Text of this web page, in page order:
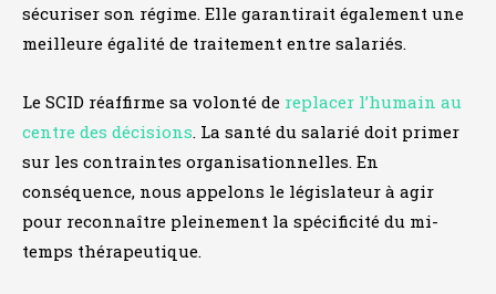
sécuriser son régime. Elle garantirait également une
meilleure égalité de traitement entre salariés.
Le SCID réaffirme sa volonté de replacer l’humain au
centre des décisions. La santé du salarié doit primer
sur les contraintes organisationnelles. En
conséquence, nous appelons le législateur à agir
pour reconnaître pleinement la spécificité du mi-
temps thérapeutique.